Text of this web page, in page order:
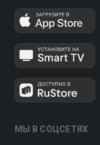
МЫ В СОЦСЕТЯХ